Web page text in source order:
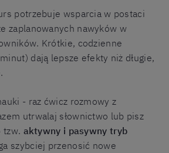
potrzebuje wsparcia w postaci
zaplanowanych nawyków w
Krótkie, codzienne
dają lepsze efekty niż długie,
- raz ćwicz rozmowy z
utrwalaj słownictwo lub pisz
tzw. aktywny i pasywny tryb
szybciej przenosić nowe